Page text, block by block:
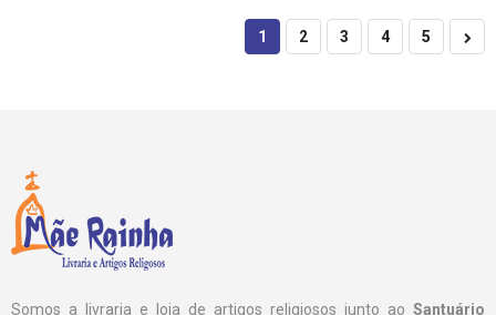
1 2 3 4 5
Somos a livraria e loja de artigos religiosos junto ao Santuário